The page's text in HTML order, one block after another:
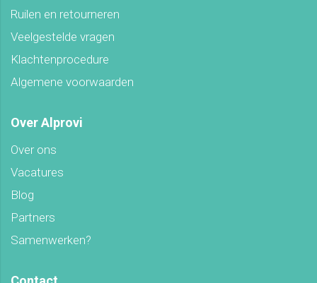
Ruilen en retourneren
Veelgestelde vragen
Klachtenprocedure
Algemene voorwaarden
Over Alprovi
Over ons
Vacatures
Blog
Partners
Samenwerken?